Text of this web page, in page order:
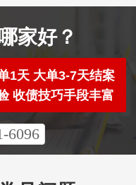
家好？
1天 大单3-7天结案
收债技巧手段丰富
6096